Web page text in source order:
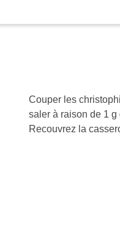
Couper les
saler à raison de 1
Recouvrez la